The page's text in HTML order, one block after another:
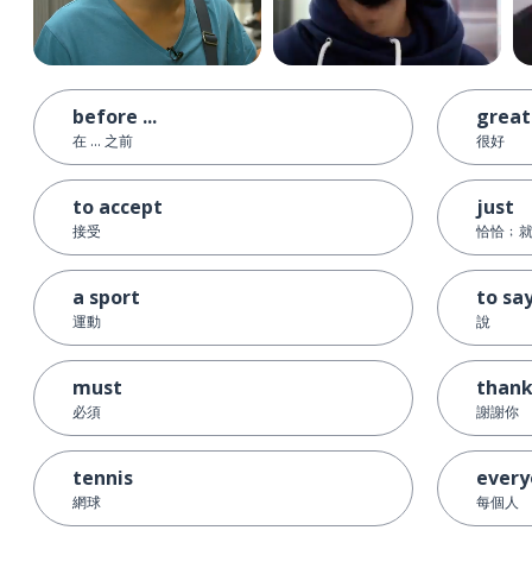
before ...
在 ... 之前
to accept
接受
a sport
運動
must
必須
tennis
網球
great
很好
just
恰恰﹔
to
說
謝謝你
每個人